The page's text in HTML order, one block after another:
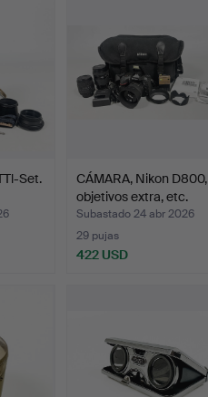
Set.
CÁMARA, Nikon D800,
objetivos extra, etc.
Subastado 24 abr 2026
29 pujas
422 USD